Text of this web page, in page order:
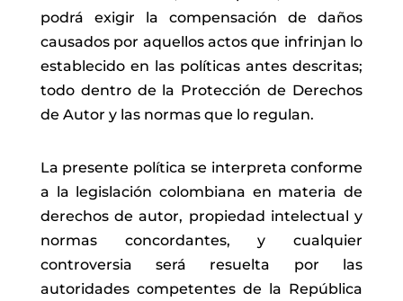
podrá exigir la compensación de daños
causados por aquellos actos que infrinjan lo
establecido en las políticas antes descritas;
todo dentro de la Protección de Derechos
de Autor y las normas que lo regulan.
La presente política se interpreta conforme
a la legislación colombiana en materia de
derechos de autor, propiedad intelectual y
normas concordantes, y cualquier
controversia será resuelta por las
autoridades competentes de la República